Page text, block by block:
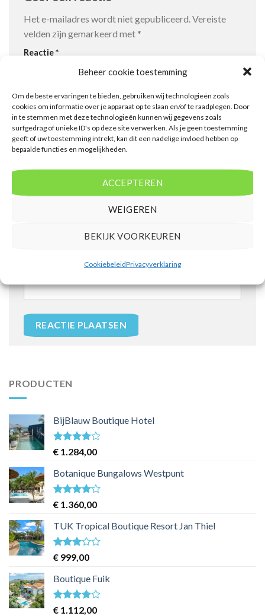
Beheer cookie toestemming
Om de beste ervaringen te bieden, gebruiken wij technologieën zoals
cookies om informatie over je apparaat op te slaan en/of te raadplegen. Door
in te stemmen met deze technologieën kunnen wij gegevens zoals
surfgedrag of unieke ID's op deze site verwerken. Als je geen toestemming
geeft of uw toestemming intrekt, kan dit een nadelige invloed hebben op
bepaalde functies en mogelijkheden.
ACCEPTEREN
WEIGEREN
BEKIJK VOORKEUREN
CookiebeleidPrivacyverklaring
Het e-mailadres wordt niet gepubliceerd.Vereiste
velden zijn gemarkeerd met *
Reactie*
Naam*
PRODUCTEN
BijBlauw Boutique Hotel
Waardering
€ 1.284,00
Botanique Bungalows Westpunt
Waardering
€ 1.360,00
TUK Tropical Boutique Resort Jan Thiel
Waardering
uit 5
€ 999,00
Boutique Fuik
Waardering
€ 1.112,00